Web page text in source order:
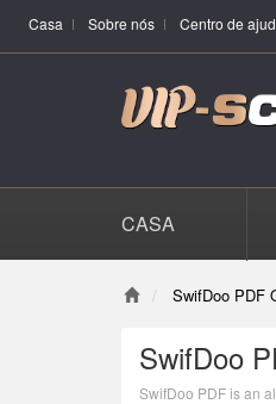
Casa Sobre nós Centro de
CASA
SwifDoo PDF
SwifDoo
SwifDoo PDF is an